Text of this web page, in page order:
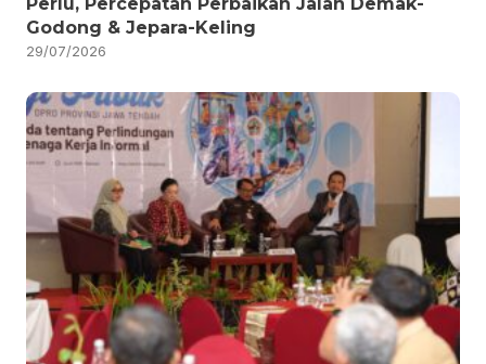
Godong & Jepara-Keling
29/07/2026